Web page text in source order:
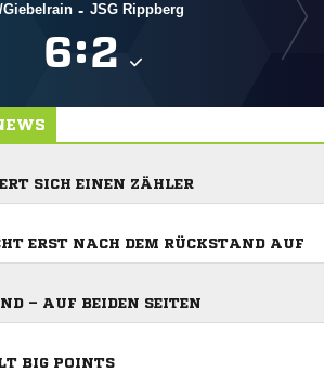
​Giebelrain - JSG Rippberg
:
SICH EINEN ZÄHLER
ERST NACH DEM RÜCKSTAND AUF
– AUF BEIDEN SEITEN
BIG POINTS